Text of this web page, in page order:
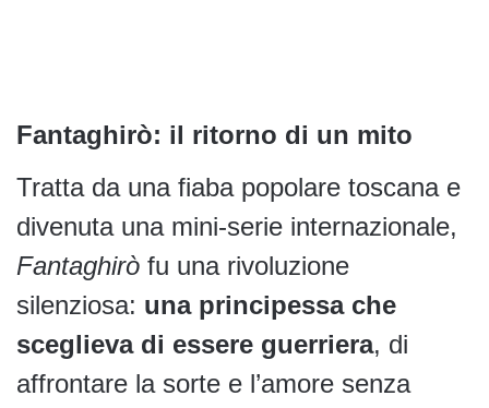
Fantaghirò: il ritorno di un mito
Tratta da una fiaba popolare toscana e
divenuta una mini-serie internazionale,
Fantaghirò fu una rivoluzione
silenziosa: una principessa che
sceglieva di essere guerriera, di
affrontare la sorte e l’amore senza